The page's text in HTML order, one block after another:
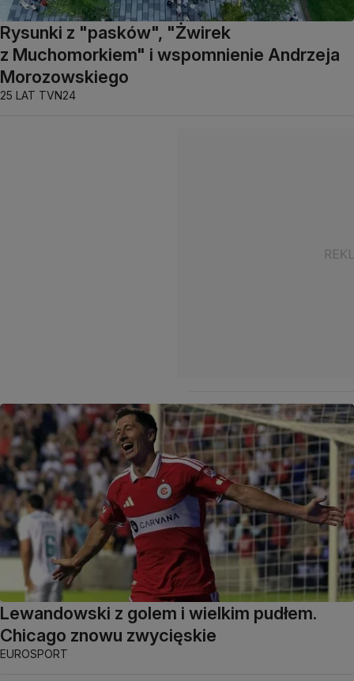
Rysunki z "pasków", "Żwirek
z Muchomorkiem" i wspomnienie Andrzeja
Morozowskiego
25 LAT TVN24
Lewandowski z golem i wielkim pudłem.
Chicago znowu zwycięskie
EUROSPORT